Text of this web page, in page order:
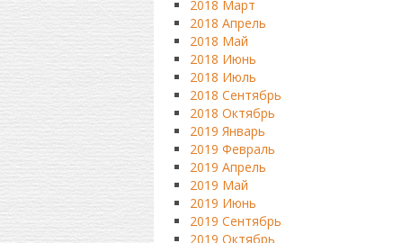
2018 Март
2018 Апрель
2018 Май
2018 Июнь
2018 Июль
2018 Сентябрь
2018 Октябрь
2019 Январь
2019 Февраль
2019 Апрель
2019 Май
2019 Июнь
2019 Сентябрь
2019 Октябрь